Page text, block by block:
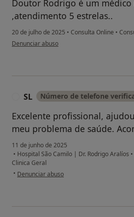
Doutor Rodrigo é um
,atendimento 5 estrelas..
20 de julho de 2025 • Consulta Online •
na opinião do utilizador Daiane Mafra
Denunciar abuso
SL Número de telefone
Excelente profissional,
meu problema de saúde.
11 de junho de 2025
• Hospital São Camilo | Dr. Rodrigo Aralíos •
Clinica Geral
• na opinião do utilizador SL
Denunciar abuso